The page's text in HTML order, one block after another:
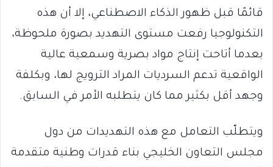
قائمًا قبل ظهور الذكاء الاصطناعي، إلا أن هذه
التكنولوجيا رفعت مستوى التهديد بصورة ملحوظة،
بعدما أتاحت إنتاج مواد بصرية وسمعية عالية
الواقعية تدعم السرديات المراد الترويج لها، وبكلفة
وجهد أقل بكثير مما كان يتطلبه الأمر في السابق.
ويتطلّب التعامل مع هذه التهديدات من دول
مجلس التعاون الخليجي بناء قدرات وطنية متقدمة